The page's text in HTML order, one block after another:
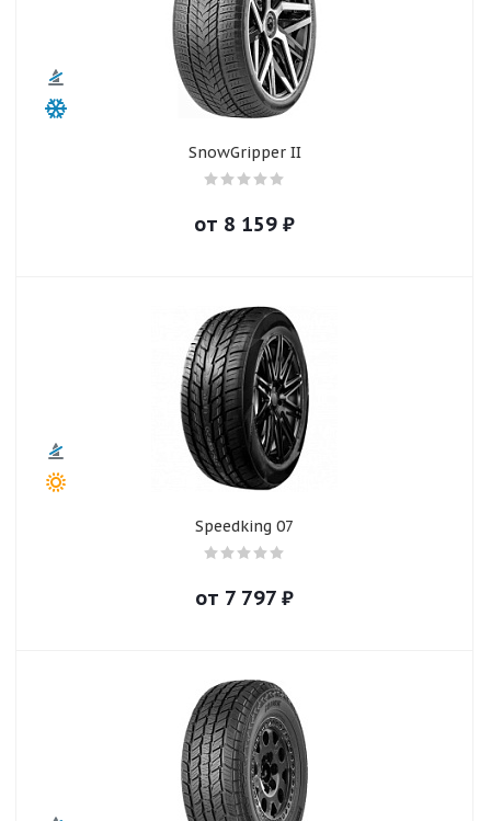
SnowGripper II
от 8 159 ₽
Speedking 07
от 7 797 ₽